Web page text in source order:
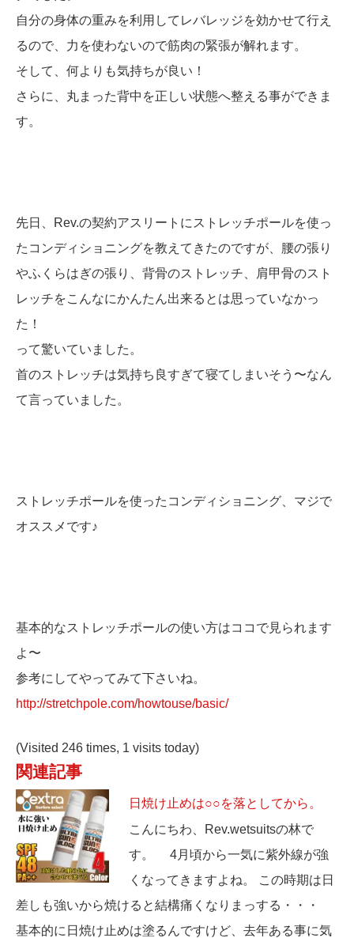
自分の身体の重みを利用してレバレッジを効かせて行え
るので、力を使わないので筋肉の緊張が解れます。
そして、何よりも気持ちが良い！
さらに、丸まった背中を正しい状態へ整える事ができま
す。
先日、Rev.の契約アスリートにストレッチポールを使っ
たコンディショニングを教えてきたのですが、腰の張り
やふくらはぎの張り、背骨のストレッチ、肩甲骨のスト
レッチをこんなにかんたん出来るとは思っていなかっ
た！
って驚いていました。
首のストレッチは気持ち良すぎて寝てしまいそう〜なん
て言っていました。
ストレッチポールを使ったコンディショニング、マジで
オススメです♪
基本的なストレッチポールの使い方はココで見られます
よ〜
参考にしてやってみて下さいね。
http://stretchpole.com/howtouse/basic/
(Visited 246 times, 1 visits today)
関連記事
日焼け止めは○○を落としてから。
こんにちわ、Rev.wetsuitsの林で
す。 4月頃から一気に紫外線が強
くなってきますよね。 この時期は日
差しも強いから焼けると結構痛くなりまっする・・・
基本的に日焼け止めは塗るんですけど、去年ある事に気